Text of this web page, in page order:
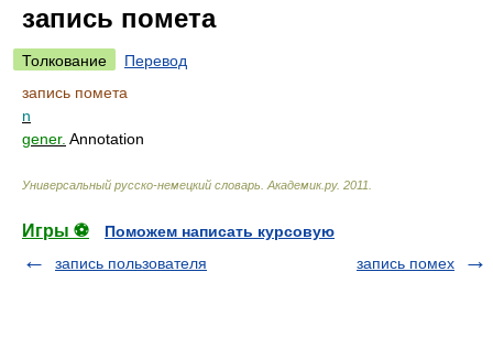
запись помета
Толкование
Перевод
запись помета
n
gener. Annotation
Универсальный русско-немецкий словарь Академик.ру. 2011
Игры ⚽
Поможем написать курсовую
запись пользователя
запись помех